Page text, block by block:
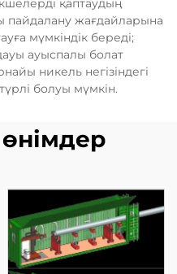
қаптаудың
пайдалану жағдайларына
мүмкіндік береді;
ауыспалы болат
никель негізіндегі
болуы мүмкін.